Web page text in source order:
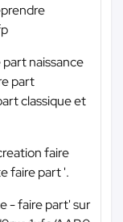
naissance
part
classique et
faire
faire part '.
- faire part' sur